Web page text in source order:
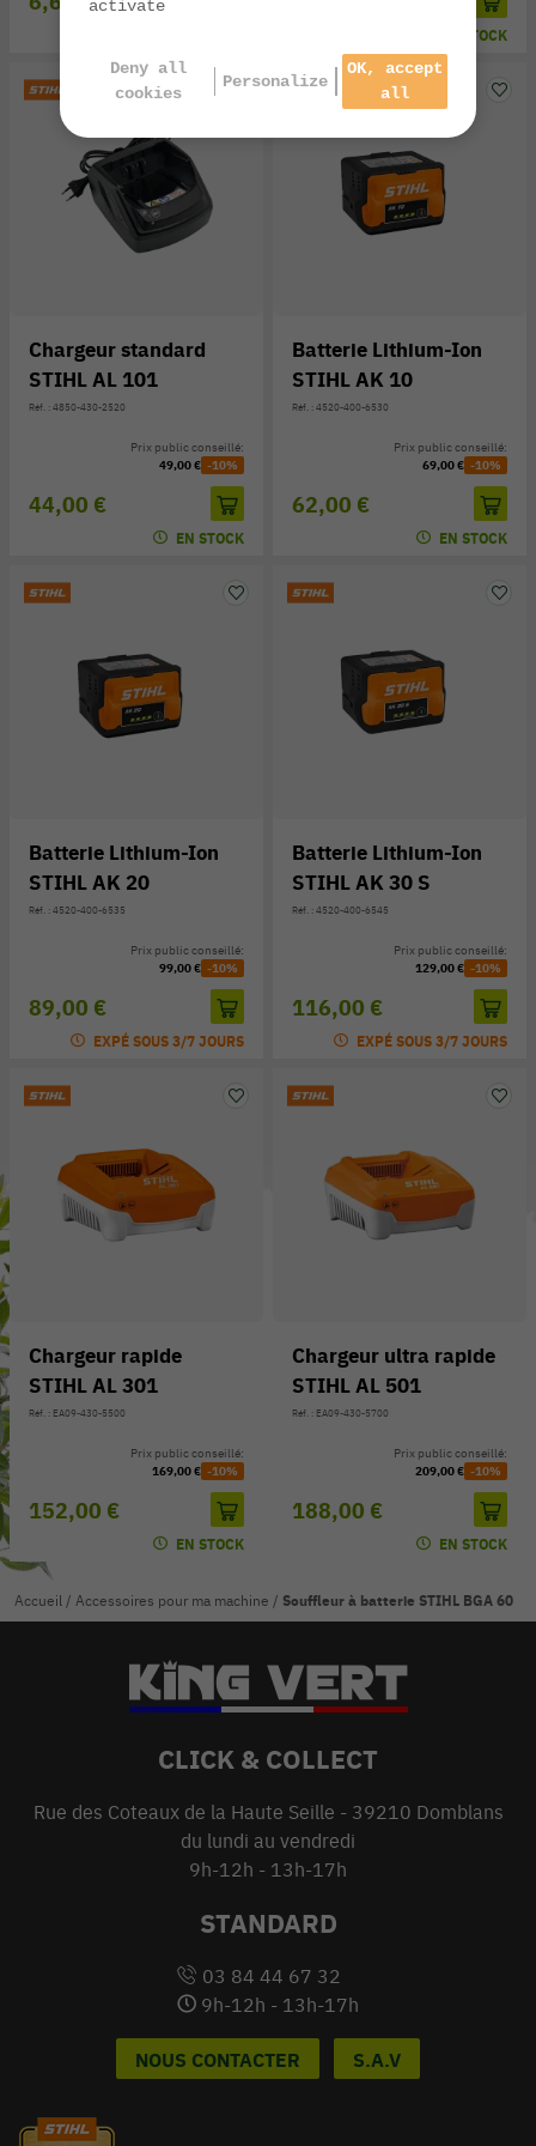
EN STOCK
Chargeur standard
STIHL AL 101
Réf. : 4850-430-2520
44,00 €
Prix public conseillé:
49,00 € -10%
EN STOCK
Batterie Lithium-Ion
STIHL AK 10
Réf. : 4520-400-6530
62,00 €
Prix public conseillé:
69,00 € -10%
EN STOCK
Batterie Lithium-Ion
STIHL AK 20
Réf. : 4520-400-6535
89,00 €
Prix public conseillé:
99,00 € -10%
EXPÉ SOUS 3/7 JOURS
Batterie Lithium-Ion
STIHL AK 30 S
Réf. : 4520-400-6545
116,00 €
Prix public conseillé:
129,00 € -10%
EXPÉ SOUS 3/7 JOURS
Chargeur rapide
STIHL AL 301
Réf. : EA09-430-5500
152,00 €
Prix public conseillé:
169,00 € -10%
EN STOCK
Chargeur ultra rapide
STIHL AL 501
Réf. : EA09-430-5700
188,00 €
Prix public conseillé:
209,00 € -10%
EN STOCK
Accueil / Accessoires pour ma machine / Souffleur à batterie STIHL BGA 60
CLICK & COLLECT
Rue des Coteaux de la Haute Seille - 39210 Domblans
du lundi au vendredi
9h-12h - 13h-17h
STANDARD
03 84 44 67 32
9h-12h - 13h-17h
NOUS CONTACTER S.A.V
activate
Deny all
cookies
Personalize
OK, accept
all